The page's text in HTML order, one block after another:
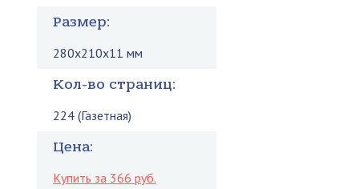
Размер:
280x210x11 мм
Кол-во страниц:
224 (Газетная)
Цена:
Купить за 366 руб.